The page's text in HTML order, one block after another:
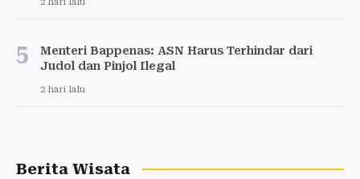
5
Menteri Bappenas: ASN Harus Terhindar dari
Judol dan Pinjol Ilegal
2 hari lalu
Berita Wisata